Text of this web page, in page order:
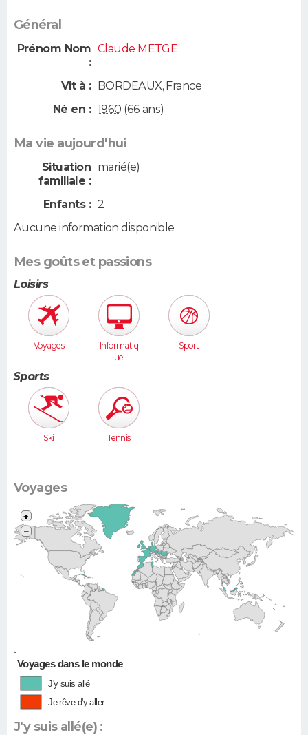
Général
Prénom Nom
:
Claude METGE
Vit à : BORDEAUX, France
Né en : 1960 (66 ans)
Ma vie aujourd'hui
Situation
familiale :
marié(e)
Enfants : 2
Aucune information disponible
Mes goûts et passions
Loisirs
Voyages
Informatiq
ue
Sport
Sports
Ski Tennis
Voyages
•
+
−
Voyages dans le monde
J'y suis allé
Je rêve d'y aller
J'y suis allé(e) :